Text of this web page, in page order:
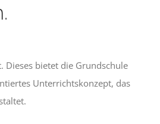
Dieses bietet die Grundschule
Unterrichtskonzept, das